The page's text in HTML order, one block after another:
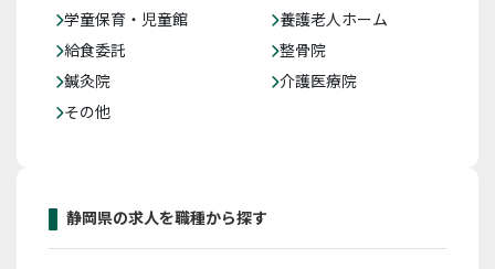
学童保育・児童館
養護老人ホーム
給食委託
整骨院
鍼灸院
介護医療院
その他
静岡県の求人を職種から探す